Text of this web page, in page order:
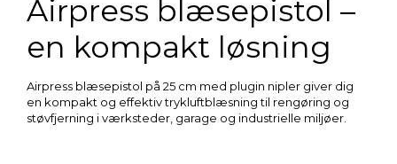
Airpress blæsepistol –
en kompakt løsning
Airpress blæsepistol på 25 cm med plugin nipler giver dig
en kompakt og effektiv trykluftblæsning til rengøring og
støvfjerning i værksteder, garage og industrielle miljøer.